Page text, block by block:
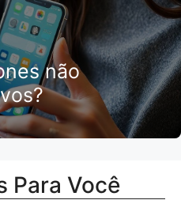
não
Para Você